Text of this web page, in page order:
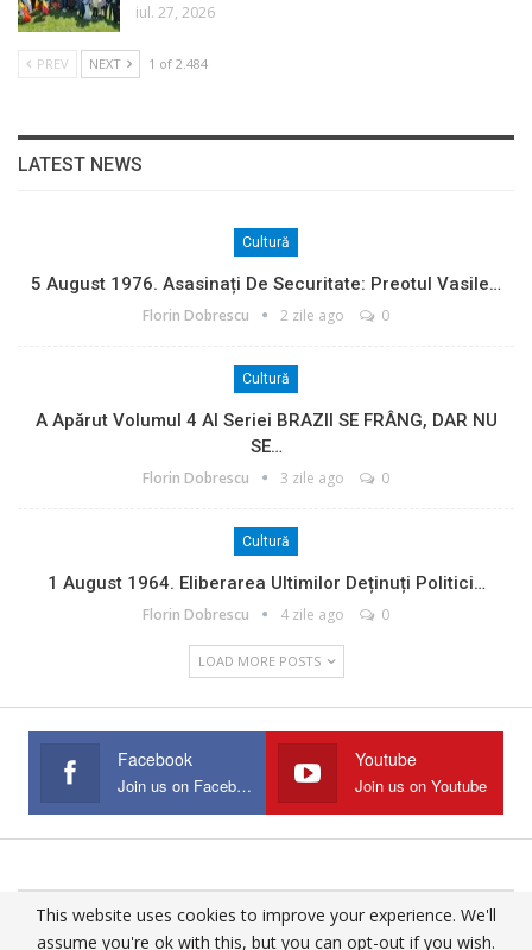
iul. 27, 2026
PREV NEXT 1 of 2.484
LATEST NEWS
Cultură
5 August 1976. Asasinați De Securitate: Preotul Vasile…
Florin Dobrescu 2 zile ago 0
Cultură
A Apărut Volumul 4 Al Seriei BRAZII SE FRÂNG, DAR NU
SE…
Florin Dobrescu 3 zile ago 0
Cultură
1 August 1964. Eliberarea Ultimilor Deținuți Politici…
Florin Dobrescu 4 zile ago 0
LOAD MORE POSTS
Facebook
Join us on Facebook
Youtube
Join us on Youtube
© 2025 - All Rights Reserved.
This website uses cookies to improve your experience. We'll
assume you're ok with this, but you can opt-out if you wish.